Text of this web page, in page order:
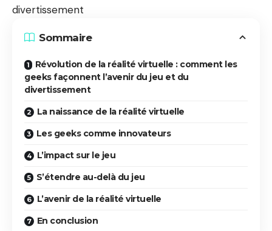
divertissement
Sommaire
Révolution de la réalité virtuelle : comment les
geeks façonnent l’avenir du jeu et du
divertissement
La naissance de la réalité virtuelle
Les geeks comme innovateurs
L’impact sur le jeu
S’étendre au-delà du jeu
L’avenir de la réalité virtuelle
En conclusion